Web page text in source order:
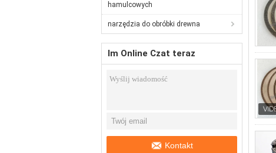
hamulcowych
narzędzia do obróbki drewna
Im Online Czat teraz
Kontakt